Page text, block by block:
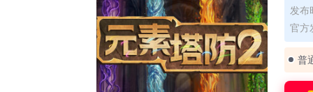
发布
官方
普